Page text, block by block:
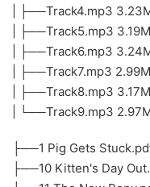
| ├──Track4.mp3
| ├──Track5.mp3 3.19M
| ├──Track6.mp3
| ├──Track7.mp3 2.99M
| ├──Track8.mp3 3.17M
| └──Track9.mp3
├──1 Pig Gets
├──10 Kitten's Day